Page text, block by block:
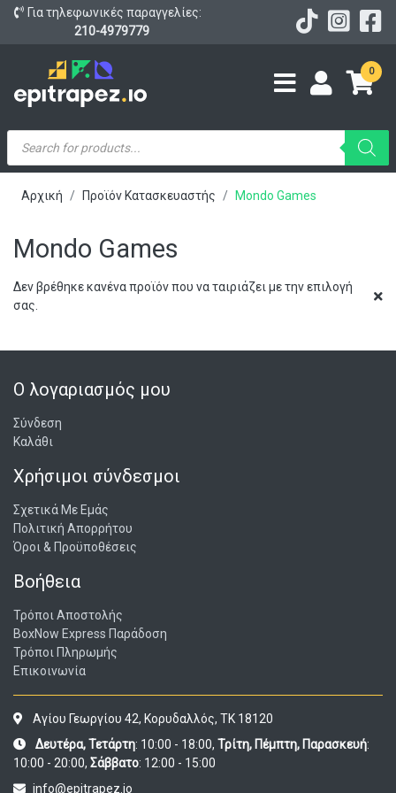
Για τηλεφωνικές παραγγελίες:
210-4979779
0
Products
search
Αρχική Προϊόν Κατασκευαστής Mondo Games
Mondo Games
Δεν βρέθηκε κανένα προϊόν που να ταιριάζει με την επιλογή
σας.
Ο λογαριασμός μου
Σύνδεση
Καλάθι
Χρήσιμοι σύνδεσμοι
Σχετικά Με Εμάς
Πολιτική Απορρήτου
Όροι & Προϋποθέσεις
Βοήθεια
Τρόποι Αποστολής
BoxNow Express Παράδοση
Τρόποι Πληρωμής
Επικοινωνία
Αγίου Γεωργίου 42, Κορυδαλλός, ΤΚ 18120
Δευτέρα, Τετάρτη: 10:00 - 18:00, Τρίτη, Πέμπτη, Παρασκευή:
10:00 - 20:00, Σάββατο: 12:00 - 15:00
info@epitrapez.io